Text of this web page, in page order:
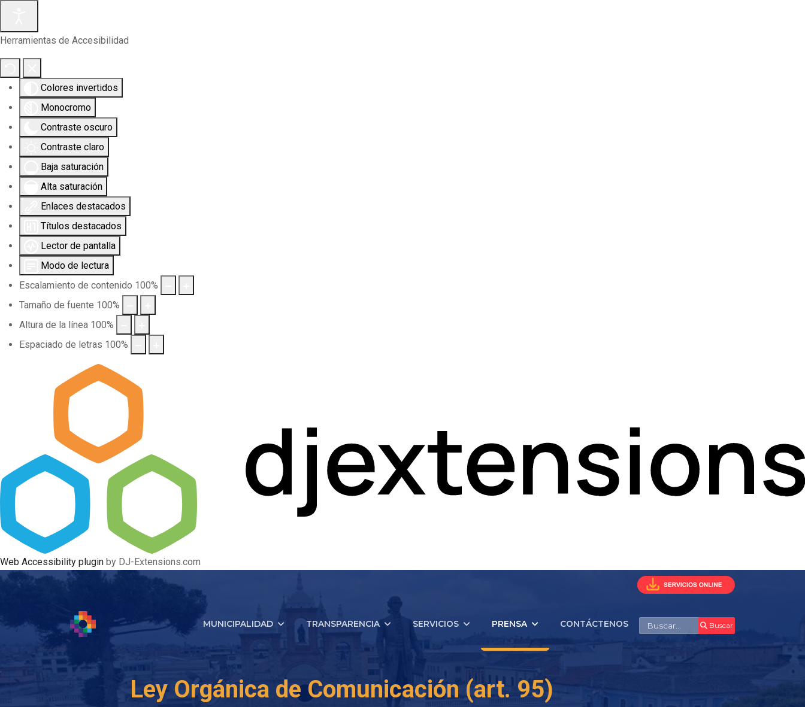
Herramientas de Accesibilidad
Colores invertidos
Monocromo
Contraste oscuro
Contraste claro
Baja saturación
Alta saturación
Enlaces destacados
Títulos destacados
Lector de pantalla
Modo de lectura
Escalamiento de contenido 100%
Tamaño de fuente 100%
Altura de la línea 100%
Espaciado de letras 100%
Web Accessibility plugin by DJ-Extensions.com
MUNICIPALIDAD TRANSPARENCIA SERVICIOS PRENSA CONTÁCTENOS Buscar Buscar
Ley Orgánica de Comunicación (art. 95)